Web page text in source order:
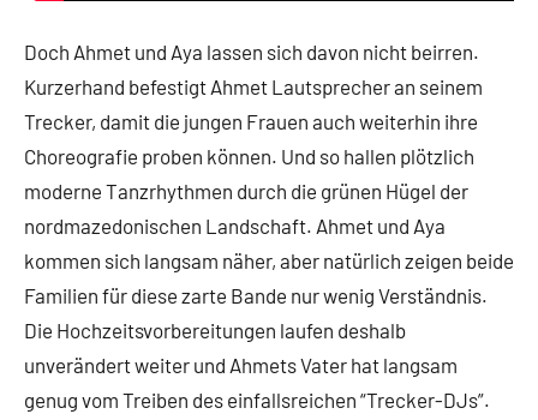
Doch Ahmet und Aya lassen sich davon nicht beirren.
Kurzerhand befestigt Ahmet Lautsprecher an seinem
Trecker, damit die jungen Frauen auch weiterhin ihre
Choreografie proben können. Und so hallen plötzlich
moderne Tanzrhythmen durch die grünen Hügel der
nordmazedonischen Landschaft. Ahmet und Aya
kommen sich langsam näher, aber natürlich zeigen beide
Familien für diese zarte Bande nur wenig Verständnis.
Die Hochzeitsvorbereitungen laufen deshalb
unverändert weiter und Ahmets Vater hat langsam
genug vom Treiben des einfallsreichen “Trecker-DJs”.